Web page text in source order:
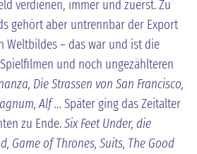
verdienen, immer und zuerst. Zu
gehört aber untrennbar der Export
Weltbildes – das war und ist die
und noch ungezählteren
Die Strassen von San Francisco,
Alf … Später ging das Zeitalter
zu Ende.Six Feet Under, die
Game of Thrones, Suits, The Good